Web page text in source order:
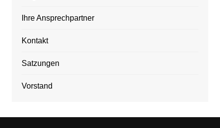
Ihre Ansprechpartner
Kontakt
Satzungen
Vorstand